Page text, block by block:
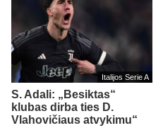
Italijos Serie A
S. Adali: „Besiktas“
klubas dirba ties D.
Vlahovičiaus atvykimu“